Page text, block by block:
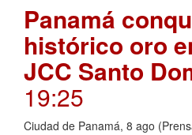
Panamá
histórico oro
JCC Santo
19:25
Ciudad de Panamá, 8 ago